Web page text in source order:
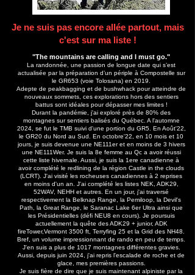
Je ne suis pas encore allée partout, mais
c'est sur ma liste !
"The mountains are calling and I must go."
La randonnée, une passion de longue date qui s’est
actualisée par la préparation d’un périple à Compostelle sur
le GR653 (voie Tolosana) en 2019.
Adepte de peakbagging et de bushwhack pour atteindre de
nouveaux sommets, ces explorations hors des sentiers
battus sont idéales pour dépasser mes limites !
Durant la pandémie, j'ai exploré près de 80% des
montagnes sur sentiers balisés du Québec. A l'automne
2024, se fut le TMB suivi d'une portion du GR5. En Août'22,
le GR20 du Nord au Sud. En octobre'22, en 10 mois et 10
jours, je suis devenue une NE111er et en moins de 3 hivers
une NE111Wer. Je suis la 8e femme au Qc a avoir réussi
cette liste hivernale. Aussi, je suis la 1ere canadienne à
avoir complété le redlining de la région Castle in the clouds
(LCRT). J'ai visité les rocheuses canadiennes à 2 reprises
en moins d'un an. J'ai complété les listes NEK, ADK29,
52WAV, NEHH et autres. En un jour, j'ai traversé
respectivement la Belknap Range, la Pemiloop, la Devil's
Path, la Great Range, le Saranac Lake 6er Ultra ainsi que
les Présidentielles (défi NEU8 en cours). Je poursuis
actuellement la quête des ADK29 + junior, ADK
fireTower,Vermont 3500 ft, Terryfing 25 et la Grid des NH48.
Bref, un volume impressionnant de rando en peu de temps.
J'en suis a plus de 1017 montagnes différentes gravies.
Aussi, depuis juin 2024, j'ai repris l'escalade de roche et de
glace, mes premières passions.
Je suis fière de dire que je suis maintenant alpiniste par la